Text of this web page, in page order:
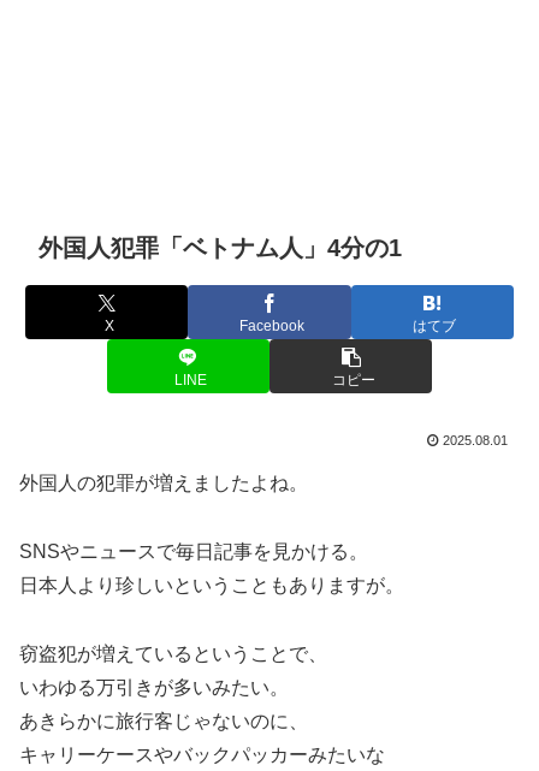
外国人犯罪「ベトナム人」4分の1
X Facebook はてブ
LINE コピー
2025.08.01
外国人の犯罪が増えましたよね。
SNSやニュースで毎日記事を見かける。
日本人より珍しいということもありますが。
窃盗犯が増えているということで、
いわゆる万引きが多いみたい。
あきらかに旅行客じゃないのに、
キャリーケースやバックパッカーみたいな